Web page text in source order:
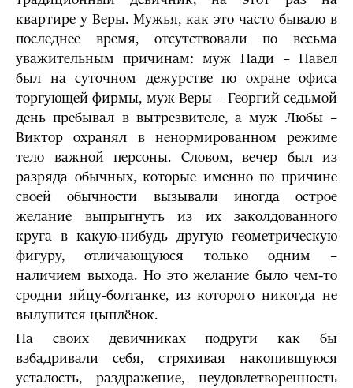
квартире у Веры. Мужья, как это часто бывало в
последнее время, отсутствовали по весь­ма
уважительным причинам: муж Нади – Павел
был на суточном дежурстве по охране офиса
торгующей фирмы, муж Веры – Георгий седьмой
день пребывал в вытрезвителе, а муж Любы –
Виктор охранял в ненормирован­ном режиме
тело важной персоны. Словом, вечер был из
разряда обычных, которые именно по причине
своей обычности вызывали иногда острое
желание выпрыгнуть из их заколдованного
круга в какую-нибудь другую геометрическую
фигуру, отличающуюся только одним –
наличием выхода. Но это желание было чем-то
сродни яйцу-болтанке, из которого никогда не
вылупится цыплёнок.
На своих девичниках подруги как бы
взбадривали себя, стряхивая накопившуюся
усталость, раздражение, неудовлетворенность